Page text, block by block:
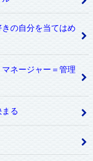
の自分を当てはめ
ネージャー＝管理
る